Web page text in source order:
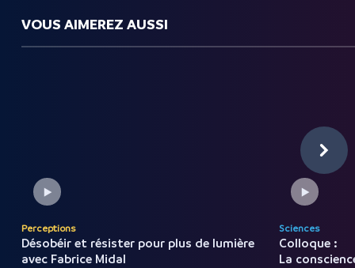
VOUS AIMEREZ AUSSI
Perceptions
Désobéir et résister pour plus de lumière
avec Fabrice Midal
Sciences
Colloque :
La